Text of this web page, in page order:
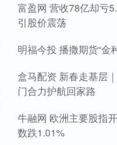
富盈网 营收78亿却亏
引股价震荡
明福今投 播撒期货“金
盒马配资 新春走基层
门合力护航回家路
牛融网 欧洲主要股指
数跌1.01%